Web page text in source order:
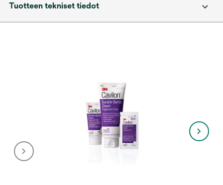
Tuotteen tekniset tiedot